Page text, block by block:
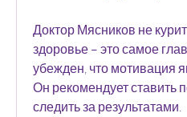
Доктор Мясников не
здоровье – это самое
убежден, что мотивация
Он рекомендует ставить
следить за результатами.